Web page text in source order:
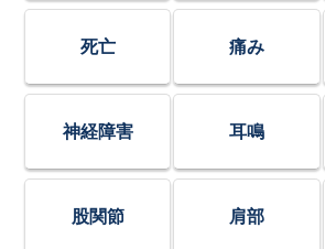
死亡 痛み
神経障害 耳鳴
股関節 肩部